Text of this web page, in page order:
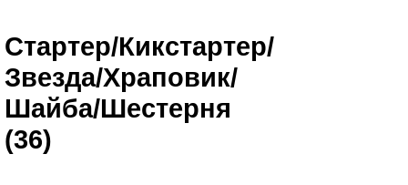
Стартер/Кикстартер/
Звезда/Храповик/
Шайба/Шестерня
(36)